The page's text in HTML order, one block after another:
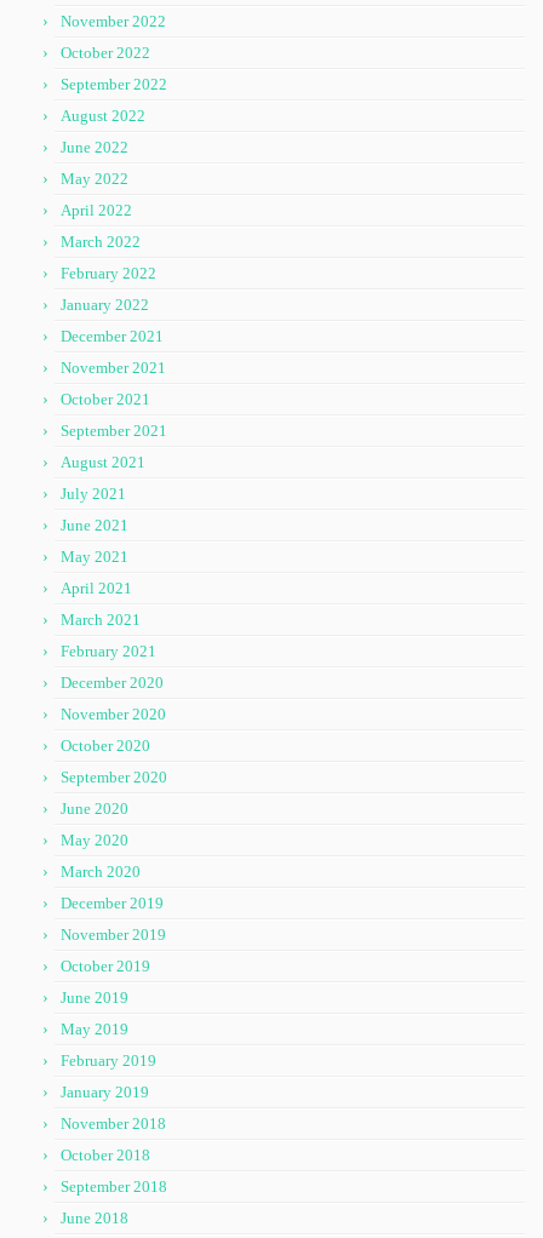
November 2022
October 2022
September 2022
August 2022
June 2022
May 2022
April 2022
March 2022
February 2022
January 2022
December 2021
November 2021
October 2021
September 2021
August 2021
July 2021
June 2021
May 2021
April 2021
March 2021
February 2021
December 2020
November 2020
October 2020
September 2020
June 2020
May 2020
March 2020
December 2019
November 2019
October 2019
June 2019
May 2019
February 2019
January 2019
November 2018
October 2018
September 2018
June 2018